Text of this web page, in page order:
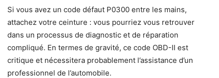
Si vous avez un code défaut P0300 entre les mains,
attachez votre ceinture : vous pourriez vous retrouver
dans un processus de diagnostic et de réparation
compliqué. En termes de gravité, ce code OBD-II est
critique et nécessitera probablement l’assistance d’un
professionnel de l’automobile.